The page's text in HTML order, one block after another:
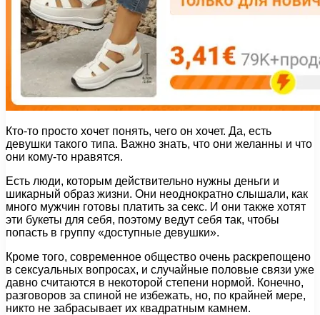
Кто-то просто хочет понять, чего он хочет. Да, есть
девушки такого типа. Важно знать, что они желанны и что
они кому-то нравятся.
Есть люди, которым действительно нужны деньги и
шикарный образ жизни. Они неоднократно слышали, как
много мужчин готовы платить за секс. И они также хотят
эти букеты для себя, поэтому ведут себя так, чтобы
попасть в группу «доступные девушки».
Кроме того, современное общество очень раскрепощено
в сексуальных вопросах, и случайные половые связи уже
давно считаются в некоторой степени нормой. Конечно,
разговоров за спиной не избежать, но, по крайней мере,
никто не забрасывает их квадратным камнем.